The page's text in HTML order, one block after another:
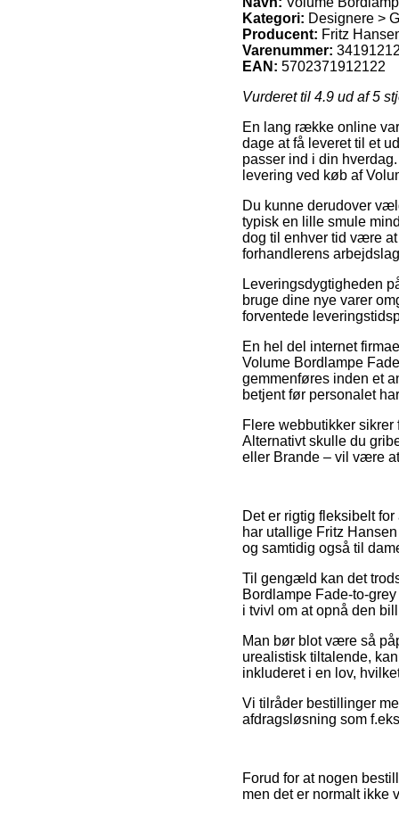
Kategori: Designere >
Producent: Fritz
Varenummer:
EAN: 5702371912122
Vurderet til 4.9 ud af 5
En lang række online
dage at få leveret til et
passer ind i din
levering ved køb af
Du kunne derudover
typisk en lille smule
dog til enhver tid være at
forhandlerens
Leveringsdygtigheden
bruge dine nye varer
forventede
En hel del internet
Volume Bordlampe
gemmenføres inden et
betjent før personalet
Flere webbutikker
Alternativt skulle du
eller Brande – vil være
Det er rigtig fleksibelt
har utallige Fritz
og samtidig også til
Til gengæld kan det
Bordlampe Fade-to-
i tvivl om at opnå den
Man bør blot være så
urealistisk tiltalende,
inkluderet i en lov,
Vi tilråder bestillinger
afdragsløsning som
Forud for at nogen
men det er normalt ikke